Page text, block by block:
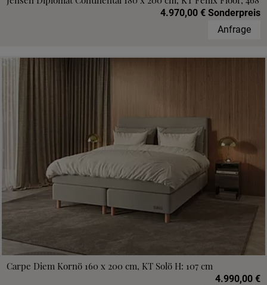
4.970,00 € Sonderpreis
Anfrage
Carpe Diem Kornö 160 x 200 cm, KT Solö H: 107 cm
4.990,00 €